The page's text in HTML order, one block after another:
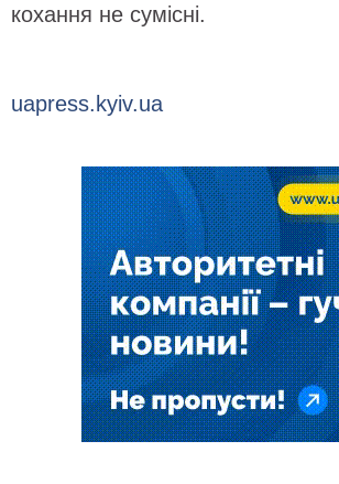
кохання не сумісні.
uapress.kyiv.ua